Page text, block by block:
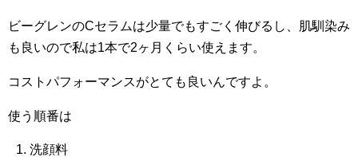
ビーグレンのCセラムは少量でもすごく伸びるし、肌馴染み
も良いので私は1本で2ヶ月くらい使えます。
コストパフォーマンスがとても良いんですよ。
使う順番は
洗顔料